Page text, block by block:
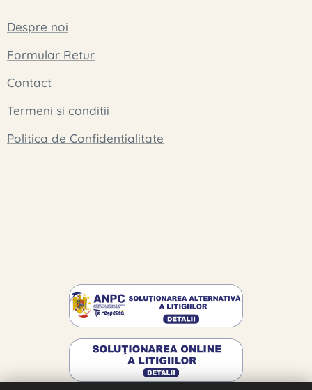
Despre noi
Formular Retur
Contact
Termeni si conditii
Politica de Confidentialitate